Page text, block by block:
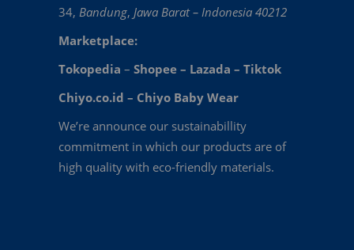
34, Bandung, Jawa Barat – Indonesia 40212
Marketplace:
Tokopedia – Shopee – Lazada – Tiktok
Chiyo.co.id – Chiyo Baby Wear
We’re announce our sustainabillity
commitment in which our products are of
high quality with eco-friendly materials.